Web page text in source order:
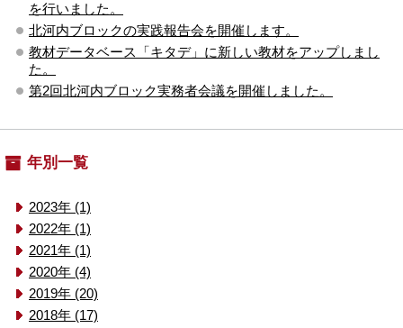
を行いました。
北河内ブロックの実践報告会を開催します。
教材データベース「キタデ」に新しい教材をアップしまし
た。
第2回北河内ブロック実務者会議を開催しました。
年別一覧
2023年 (1)
2022年 (1)
2021年 (1)
2020年 (4)
2019年 (20)
2018年 (17)